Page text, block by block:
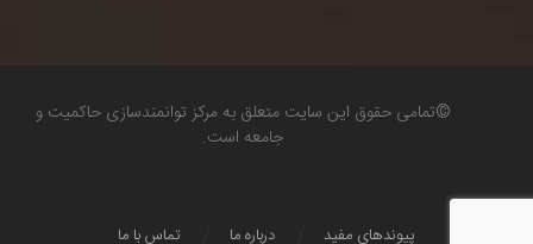
©تمامی حقوق این سایت متعلق به مرکز توانمندسازی حاکمیت و
جامعه است.
تماس با ما درباره ما پیوندهای مفید